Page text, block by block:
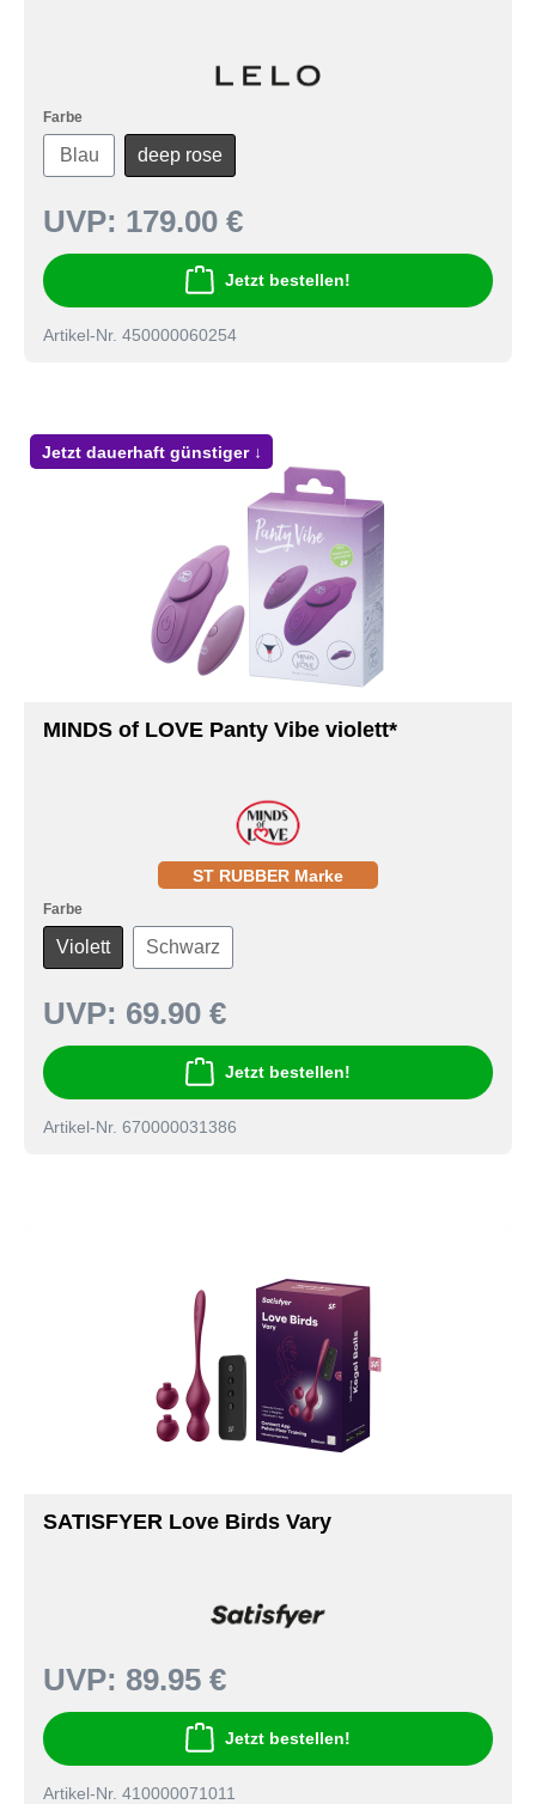
Farbe
Blau deep rose
UVP: 179.00 €
Jetzt bestellen!
Artikel-Nr. 450000060254
Jetzt dauerhaft günstiger ↓
MINDS of LOVE Panty Vibe violett*
ST RUBBER Marke
Farbe
Violett Schwarz
UVP: 69.90 €
Jetzt bestellen!
Artikel-Nr. 670000031386
SATISFYER Love Birds Vary
UVP: 89.95 €
Jetzt bestellen!
Artikel-Nr. 410000071011